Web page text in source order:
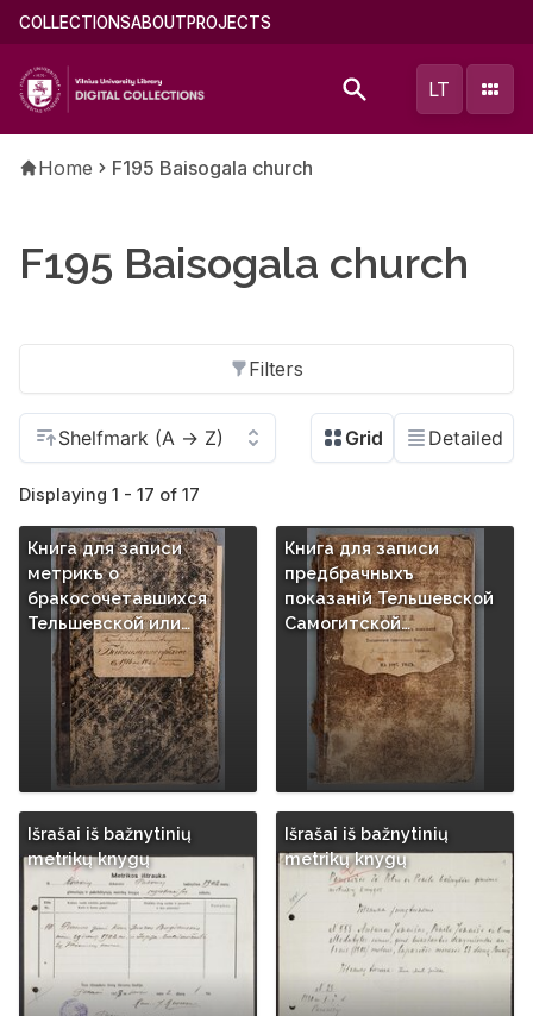
Skip
main
content
Main
(english)
COLLECTIONSABOUTPROJECTS
LT
Breadcrumb
Home F195 Baisogala church
F195 Baisogala church
Filters
Displaying 1 - 17 of 17
Книга для записи
метрикъ о
бракосочетавшихся
Тельшевской или…
Книга для записи
предбрачныхъ
показаній Тельшевской
Самогитской…
Išrašai iš bažnytinių
metrikų knygų
Išrašai iš bažnytinių
metrikų knygų